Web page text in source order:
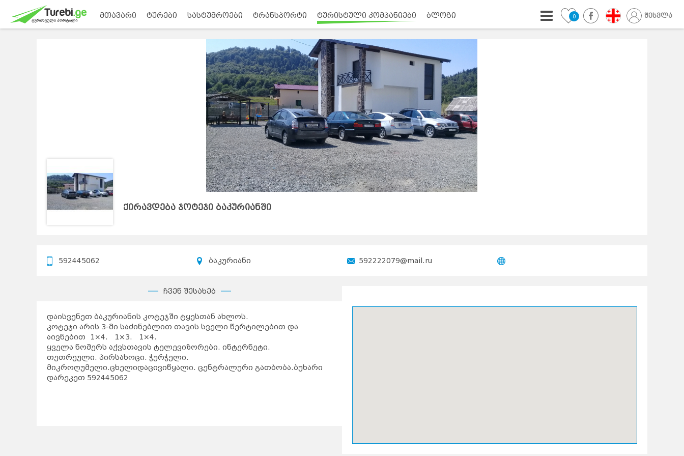
მთავარი ტურები სასტუმროები ტრანსპორტი ტურისტული კომპანიები ბლოგი 0 შესვლა
ქირავდება ჯოტეჯი ბაკურიანში
592445062 ბაკურიანი 592222079@mail.ru
ჩვენ შესახებ
დაისვენეთ ბაკურიანის კოტეჯში ტყესთან ახლოს.
კოტეჯი არის 3-მი საძინებლით თავის სველი წერტილებით და
აივნებით 1×4. 1×3. 1×4.
ყველა ნომერს აქვსთავის ტელევიზორები. ინტერნეტი.
თეთრეული. პირსახოცი. ჭურჭელი.
მიკროღუმელი.ცხელიდაცივიწყალი. ცენტრალური გათბობა.ბუხარი
დარეკეთ 592445062